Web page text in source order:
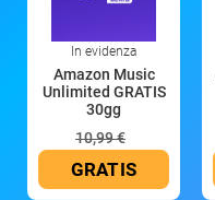
In evidenza
Amazon Music
Unlimited GRATIS
30gg
10,99 €
GRATIS